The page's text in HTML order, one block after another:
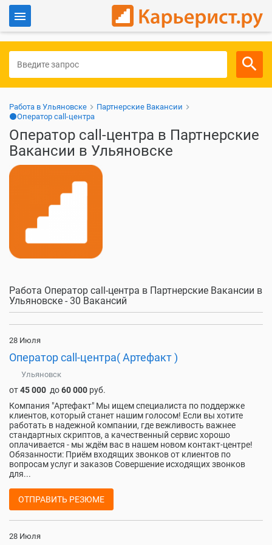
Для работодателей
Работа в Ульяновске
Партнерские Вакансии
⚫Оператор call-центра
Оператор call-центра в Партнерские
Вакансии в Ульяновске
Работа Оператор call-центра в Партнерские Вакансии в
Ульяновске - 30 Вакансий
28 Июля
Оператор call-центра( Артефакт )
Ульяновск
от45 000 до60 000 руб.
Компания "Артефакт" Мы ищем специалиста по поддержке
клиентов, который станет нашим голосом! Если вы хотите
работать в надежной компании, где вежливость важнее
стандартных скриптов, а качественный сервис хорошо
оплачивается - мы ждём вас в нашем новом контакт-центре!
Обязанности: Приём входящих звонков от клиентов по
вопросам услуг и заказов Совершение исходящих звонков
для...
ОТПРАВИТЬ РЕЗЮМЕ
28 Июля